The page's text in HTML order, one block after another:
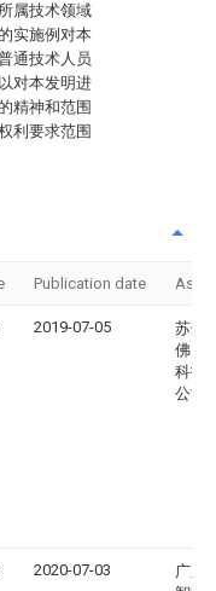
属技术领域
实施例对本
通技术人员
对本发明进
精神和范围
利要求范围
Publication date
2019-07-05
苏州
佛自
科技
公司
2020-07-03
广东